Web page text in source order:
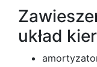
układ